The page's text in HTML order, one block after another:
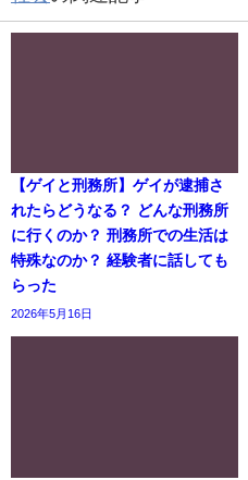
【ゲイと刑務所】ゲイが逮捕さ
れたらどうなる？ どんな刑務所
に行くのか？ 刑務所での生活は
特殊なのか？ 経験者に話しても
らった
2026年5月16日